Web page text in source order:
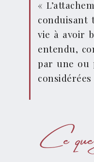
«
conduisant
vie à avoir
entendu,
par une ou
Ce que